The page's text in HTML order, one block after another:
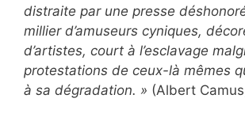
distraite par une presse
millier d’amuseurs cyniques,
d’artistes, court à l’esclavage
protestations de ceux-là mêmes
à sa dégradation. » (Albert